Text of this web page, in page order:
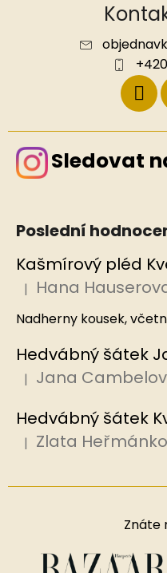
Sledovat
Poslední
Hodnocení produktu je
| Hana
Nadherny kousek,
Hodnocení produktu je
| Jana
Hodnocení produktu je
| Zlata
Znáte